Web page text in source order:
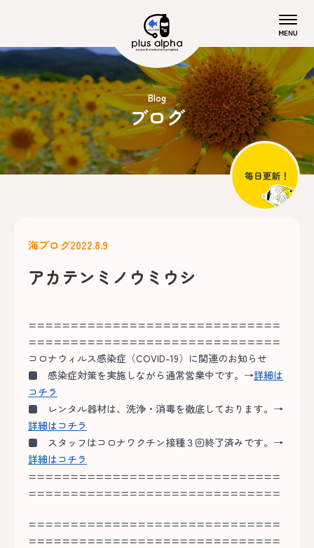
Blog
ブログ
海ブログ2022.8.9
アカテンミノウミウシ
==============================
==============================
コロナウィルス感染症（COVID-19）に関連のお知らせ
■ 感染症対策を実施しながら通常営業中です。→詳細は
コチラ
■ レンタル器材は、洗浄・消毒を徹底しております。→
詳細はコチラ
■ スタッフはコロナワクチン接種３回終了済みです。→
詳細はコチラ
==============================
==============================
==============================
==============================